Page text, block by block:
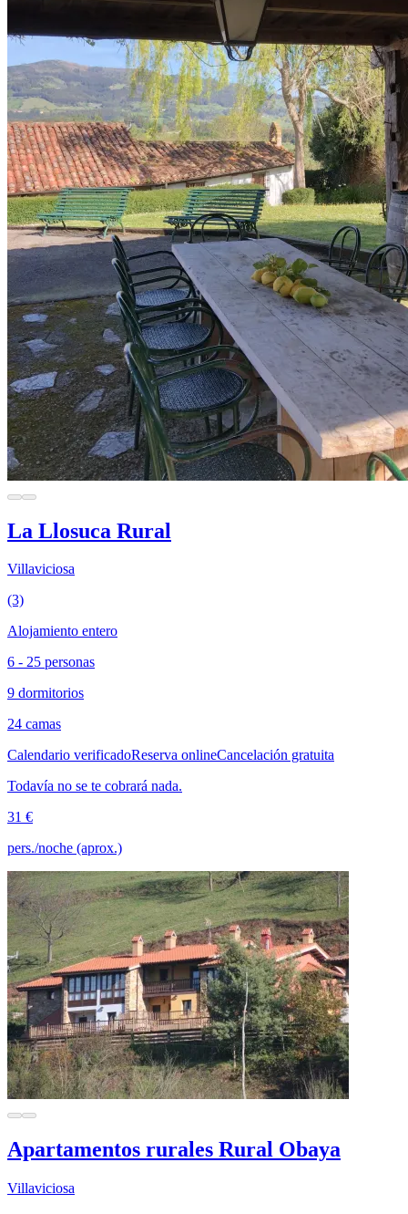
La Llosuca Rural
Villaviciosa
(3)
Alojamiento entero
6 - 25 personas
9 dormitorios
24 camas
Calendario verificadoReserva onlineCancelación gratuita
Todavía no se te cobrará nada.
31 €
pers./noche (aprox.)
Apartamentos rurales Rural Obaya
Villaviciosa